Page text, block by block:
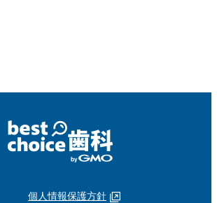
個人情報保護方針